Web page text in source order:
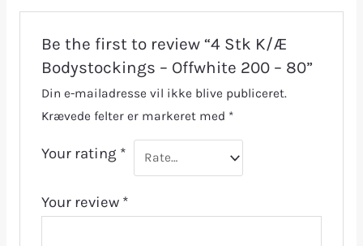
Be the first to review “4 Stk K/Æ
Bodystockings – Offwhite 200 – 80”
Din e-mailadresse vil ikke blive publiceret.
Krævede felter er markeret med *
Your rating *
Your review *